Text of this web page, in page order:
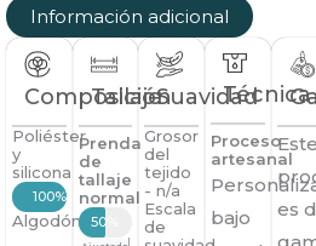
Información adicional
Composición
Poliéster
y
silicona
100%
Algodón
Tallaje
Prenda
de
tallaje
normal
50%
Suavidad
Grosor
del
tejido
- n/a
Escala
de
Técnica
Proceso
artesanal
bajo
Este
es